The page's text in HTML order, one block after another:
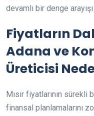
devamlı bir denge
Fiyatların
Adana ve
Üreticisi
Mısır fiyatlarının sürekli
finansal planlamalarını